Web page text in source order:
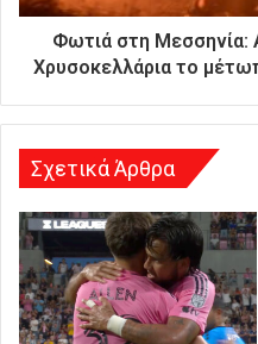
ι
υ
η
Φωτιά στη Μεσσηνία:
Χρυσοκελλάρια το
Σχετικά Άρθρα